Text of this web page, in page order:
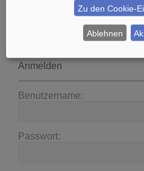
Anmelden
Benutzername:
Passwort:
Zu den Cookie-
Ablehnen